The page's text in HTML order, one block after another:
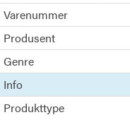
Varenummer
Produsent
Genre
Info
Produkttype